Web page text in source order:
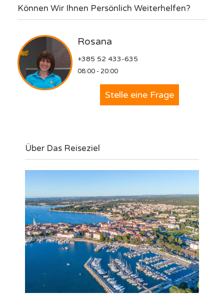
Können Wir Ihnen Persönlich Weiterhelfen?
Rosana
+385 52 433-635
08:00 - 20:00
Stelle eine Frage
Über Das Reiseziel